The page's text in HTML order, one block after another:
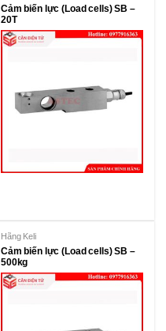
Cảm biến lực (Load cells) SB –
20T
Hãng Keli
Cảm biến lực (Load cells) SB –
500kg